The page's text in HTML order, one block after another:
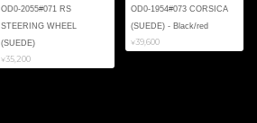
OD0-2055#071 RS
STEERING WHEEL
(SUEDE)
¥35,200
OD0-1954#073 CORSICA
(SUEDE) - Black/red
¥39,600